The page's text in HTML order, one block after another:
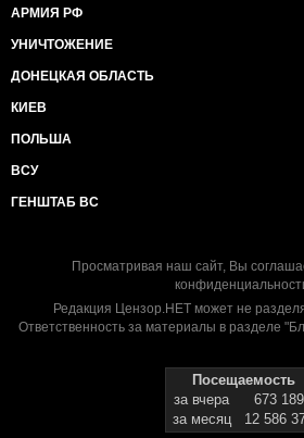
АРМИЯ РФ
УНИЧТОЖЕНИЕ
ДОНЕЦКАЯ ОБЛАСТЬ
КИЕВ
ПОЛЬША
ВСУ
ГЕНШТАБ ВС
Просматривая наш сайт, Вы
Редакция Цензор.НЕТ может не
Ответственность за материалы в разделе
Посещаемость
за вчера
673 189
за месяц
12 586